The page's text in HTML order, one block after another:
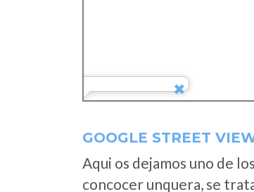
GOOGLE STREET
Aqui os dejamos uno de
concocer unquera, se